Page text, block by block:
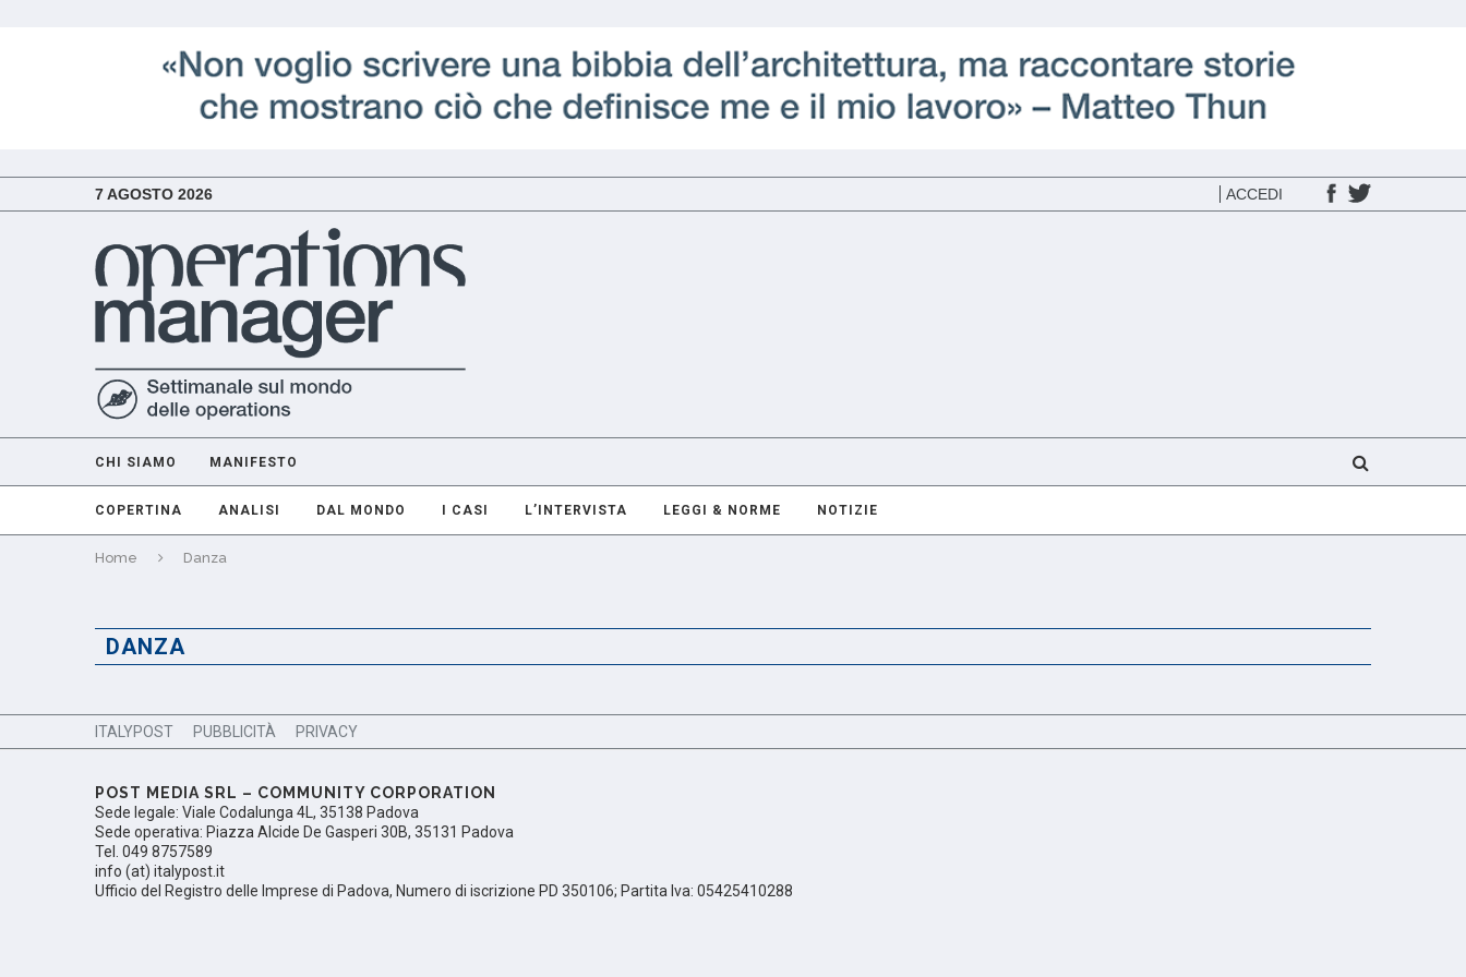
7 AGOSTO 2026 ACCEDI
CHI SIAMO MANIFESTO
COPERTINA ANALISI DAL MONDO I CASI L’INTERVISTA LEGGI & NORME NOTIZIE
Home Danza
DANZA
ITALYPOST PUBBLICITÀ PRIVACY
POST MEDIA SRL – COMMUNITY CORPORATION
Sede legale: Viale Codalunga 4L, 35138 Padova
Sede operativa: Piazza Alcide De Gasperi 30B, 35131 Padova
Tel. 049 8757589
info (at) italypost.it
Ufficio del Registro delle Imprese di Padova, Numero di iscrizione PD 350106; Partita Iva: 05425410288